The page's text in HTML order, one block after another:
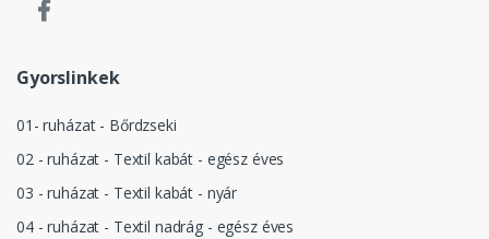
Gyorslinkek
01- ruházat - Bőrdzseki
02 - ruházat - Textil kabát - egész éves
03 - ruházat - Textil kabát - nyár
04 - ruházat - Textil nadrág - egész éves